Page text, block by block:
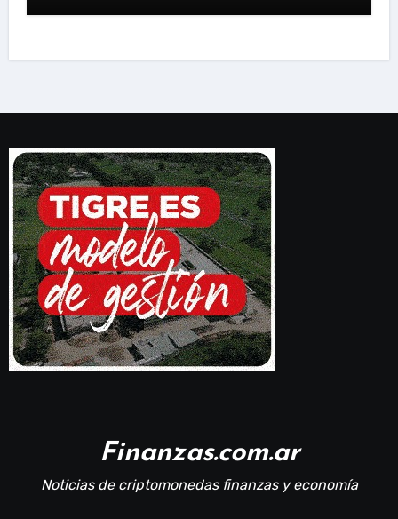
Finanzas.com.ar
Noticias de criptomonedas finanzas y economía